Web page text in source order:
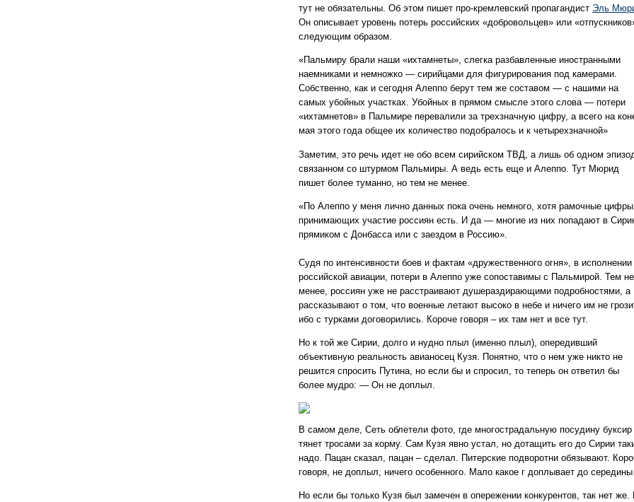
тут не обязательны. Об этом пишет про-кремлевский пропагандист Эль
Он описывает уровень потерь российских «добровольцев» или
следующим образом.
«Пальмиру брали наши «ихтамнеты», слегка разбавленные иностранными
наемниками и немножко — сирийцами для фигурирования под камерами.
Собственно, как и сегодня Алеппо берут тем же составом — с нашими на
самых убойных участках. Убойных в прямом смысле этого слова — потери
«ихтамнетов» в Пальмире перевалили за трехзначную цифру, а всего на
мая этого года общее их количество подобралось и к четырехзначной»
Заметим, это речь идет не обо всем сирийском ТВД, а лишь об одном
связанном со штурмом Пальмиры. А ведь есть еще и Алеппо. Тут Мюрид
пишет более туманно, но тем не менее.
«По Алеппо у меня лично данных пока очень немного, хотя рамочные цифры
принимающих участие россиян есть. И да — многие из них попадают в
прямиком с Донбасса или с заездом в Россию».
Судя по интенсивности боев и фактам «дружественного огня», в исполнении
российской авиации, потери в Алеппо уже сопоставимы с Пальмирой. Тем не
менее, россиян уже не расстраивают душераздирающими подробностями, а
рассказывают о том, что военные летают высоко в небе и ничего им не
ибо с турками договорились. Короче говоря – их там нет и все тут.
Но к той же Сирии, долго и нудно плыл (именно плыл), опередивший
объективную реальность авианосец Кузя. Понятно, что о нем уже никто не
решится спросить Путина, но если бы и спросил, то теперь он ответил бы
более мудро: — Он не доплыл.
В самом деле, Сеть облетели фото, где многострадальную посудину буксир
тянет тросами за корму. Сам Кузя явно устал, но дотащить его до Сирии
надо. Пацан сказал, пацан – сделал. Питерские подворотни обязывают.
говоря, не доплыл, ничего особенного. Мало какое г доплывает до
Но если бы только Кузя был замечен в опережении конкурентов, так нет же.